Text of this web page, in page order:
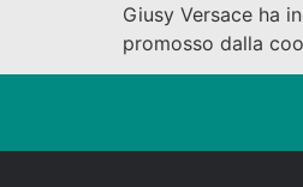
Giusy Versace ha
promosso dalla